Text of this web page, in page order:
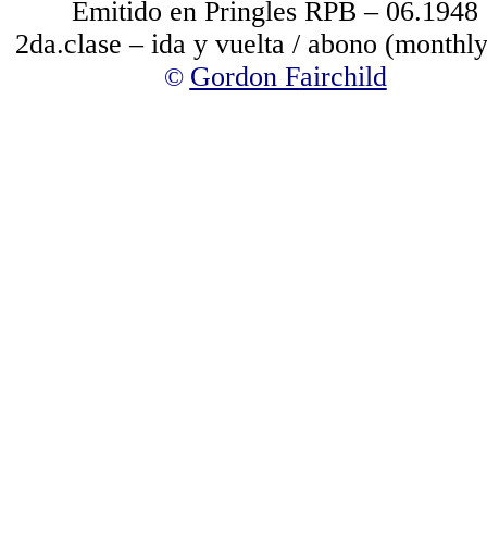
Emitido en Pringles RPB – 06.1948
2da.clase – ida y vuelta / abono
© Gordon Fairchild